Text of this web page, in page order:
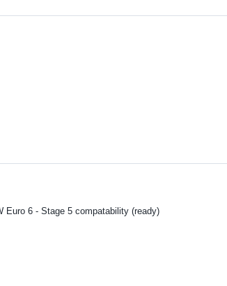
Euro 6 - Stage 5 compatability (ready)